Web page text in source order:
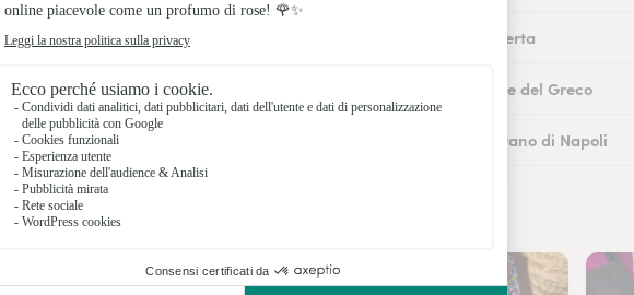
Fioristi a Caserta
Fioristi a Torre del Greco
Fioristi a Marano di Napoli